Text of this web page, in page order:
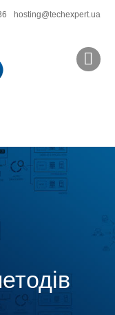
hosting@techexpert.ua